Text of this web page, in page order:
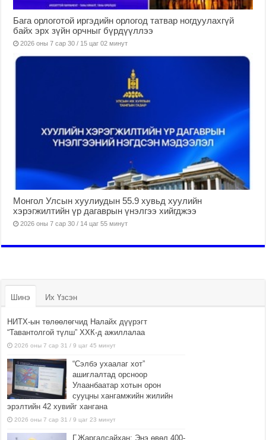
Бага орлоготой иргэдийн орлогод татвар ногдуулахгүй
байх эрх зүйн орчныг бүрдүүллээ
2026 оны 7 сар 30 / 15 цаг 02 минут
Монгол Улсын хуулиудын 55.9 хувьд хуулийн
хэрэгжилтийн үр дагаврын үнэлгээ хийгджээ
2026 оны 7 сар 30 / 14 цаг 55 минут
Шинэ Их Үзсэн
НИТХ-ын төлөөлөгчид Налайх дүүрэгт
“Тавантолгой түлш” ХХК-д ажиллалаа
2026 оны 7 сар 31 / 9 цаг 45 минут
“Сэлбэ ухаалаг хот”
ашиглалтад орсноор
Улаанбаатар хотын орон
сууцны хангамжийн жилийн
эрэлтийн 42 хувийг хангана
2026 оны 7 сар 31 / 9 цаг 23 минут
Г.Жаргалсайхан: Энэ өвөл 400-